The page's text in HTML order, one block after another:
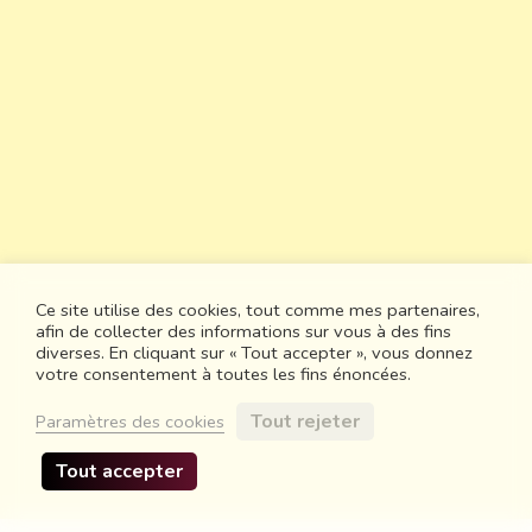
Ce site utilise des cookies, tout comme mes partenaires,
afin de collecter des informations sur vous à des fins
diverses. En cliquant sur « Tout accepter », vous donnez
votre consentement à toutes les fins énoncées.
Paramètres des cookies
Tout rejeter
Tout accepter